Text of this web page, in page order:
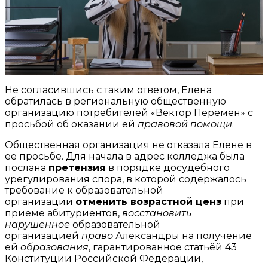
Не согласившись с таким ответом, Елена
обратилась в региональную общественную
организацию потребителей «Вектор Перемен» с
просьбой об оказании ей правовой помощи.
Общественная организация не отказала Елене в
ее просьбе. Для начала в адрес колледжа была
послана претензия в порядке досудебного
урегулирования спора, в которой содержалось
требование к образовательной
организации отменить возрастной ценз при
приеме абитуриентов, восстановить
нарушенное образовательной
организацией право Александры на получение
ей образования, гарантированное статьёй 43
Конституции Российской Федерации,